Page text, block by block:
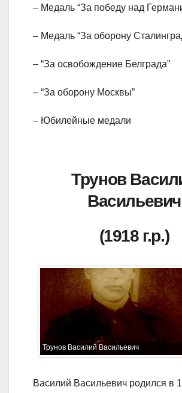
– Медаль “За победу над
– Медаль “За оборону
– “За освобождение Белграда”
– “За оборону Москвы”
– Юбилейные медали
Трунов
Васильевич
(1918 г.р.)
Трунов Василий Васильевич
Василий Васильевич родился в